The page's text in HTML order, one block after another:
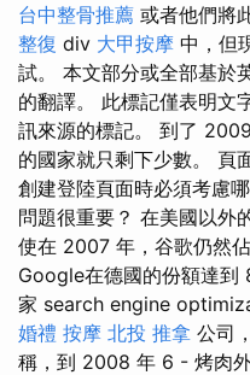
台中整骨推薦 或者他們將
整復 div 大甲按摩 中，但
試。 本文部分或全部基於
的翻譯。 此標記僅表明文
訊來源的標記。 到了
的國家就只剩下少數。 頁
創建登陸頁面時必須考慮
問題很重要？ 在美國以外
使在 2007 年，谷歌仍然
Google在德國的份額達到
家 search engine
婚禮 按摩 北投 推拿 公司
稱，到 2008 年 6 - 烤肉